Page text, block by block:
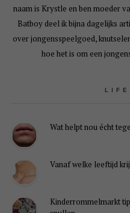
naam is Krystle en ben moeder
Batboy deel ik bijna dagelijks
over jongensspeelgoed,
hoe het is om een
Wat helpt nou écht
Vanaf welke leeftijd
Kinderrommelmarkt